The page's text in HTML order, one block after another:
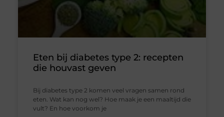
Eten bij diabetes type 2: recepten
die houvast geven
Bij diabetes type 2 komen veel vragen samen rond
eten. Wat kan nog wel? Hoe maak je een maaltijd die
vult? En hoe voorkom je